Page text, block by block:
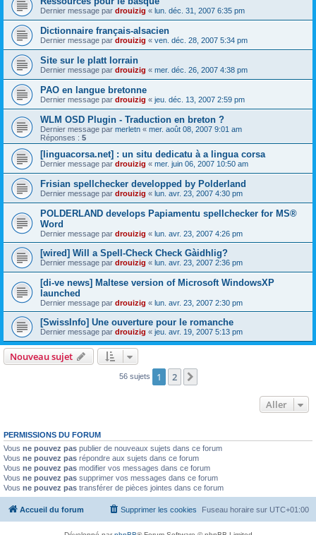
Dernier message par drouizig « lun. déc. 31, 2007 6:35 pm
Dictionnaire français-alsacien
Dernier message par drouizig « ven. déc. 28, 2007 5:34 pm
Site sur le platt lorrain
Dernier message par drouizig « mer. déc. 26, 2007 4:38 pm
PAO en langue bretonne
Dernier message par drouizig « jeu. déc. 13, 2007 2:59 pm
WLM OSD Plugin - Traduction en breton ?
Dernier message par merletn « mer. août 08, 2007 9:01 am
Réponses : 5
[linguacorsa.net] : un situ dedicatu à a lingua corsa
Dernier message par drouizig « mer. juin 06, 2007 10:50 am
Frisian spellchecker developped by Polderland
Dernier message par drouizig « lun. avr. 23, 2007 4:30 pm
POLDERLAND develops Papiamentu spellchecker for MS®
Word
Dernier message par drouizig « lun. avr. 23, 2007 4:26 pm
[wired] Will a Spell-Check Check Gàidhlig?
Dernier message par drouizig « lun. avr. 23, 2007 2:36 pm
[di-ve news] Maltese version of Microsoft WindowsXP
launched
Dernier message par drouizig « lun. avr. 23, 2007 2:30 pm
[SwissInfo] Une ouverture pour le romanche
Dernier message par drouizig « jeu. avr. 19, 2007 5:13 pm
Nouveau sujet
56 sujets 1 2
Aller
PERMISSIONS DU FORUM
Vous ne pouvez pas publier de nouveaux sujets dans ce forum
Vous ne pouvez pas répondre aux sujets dans ce forum
Vous ne pouvez pas modifier vos messages dans ce forum
Vous ne pouvez pas supprimer vos messages dans ce forum
Vous ne pouvez pas transférer de pièces jointes dans ce forum
Accueil du forum Fuseau horaire sur UTC+01:00
Supprimer les cookies